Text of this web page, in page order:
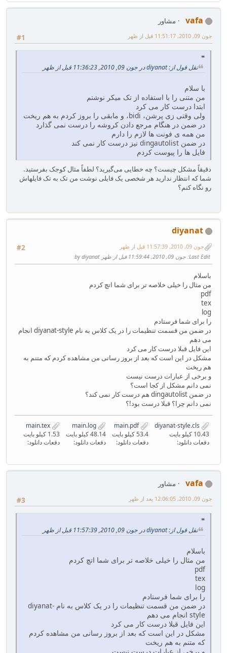
vafa
مشاور
#1
جون 09, 2010, 11:51:17 قبل از ظهر
نقل قول از: diyanat در جون 09, 2010, 11:36:23 قبل از ظهر
با سلام
من متنی را با استفاده از تک میکر نوشتم
ابتدا درست کار می کرد
ولی وقتی زی پرشن، bidi، و مابقی را بروز کردم به هم ریخت
در ضمن در هنگام مرجع دادن کروشه را درست نمی گذارد
من همه ی فونت ها لازم را دارم
در ضمن dingautolist نیز درست کار نمی کند
فایل ها را پیوست کردم
دقیقاً مشکل چیست؟ چه خطایی می‌گیرید؟ لطفاً مثال کوجک بفرستید.
شما که انتظار ندارید هر شخصی یک فایلی نوشت من تک به تک فایلهاش
رو نگاه کنم؟
diyanat
#2
جون 09, 2010, 11:57:39 قبل از ظهر
Last Edit: جون 09, 2010, 11:59:44 قبل از ظهر by diyanat
باسلام
من مثال را خیلی خلاصه تر برای شما اتچ کردم
pdf
tex
log
را برای شما فرستادم
در ضمن من قسمت تنظیمات را در یک کلاس به نام diyanat-style انجام
می دهم
این فایل قبلا درست کار می کرد
مشکل در این است که بعد از بروز رسانی من مشاهده کردم که متنم به
هم ریخت
و برخی از عبارات درست نیست
نمی دانم مشکل از کجا است؟
در ضمن dingautolist هم درست کار نمی کند؟
نمی دانم چرا؟ قبلا درست بود!؟
10.43 کیلو بایت
دفعات دانلود:
main.pdf
53.4 کیلو بایت
دفعات دانلود:
48.14 کیلو بایت
دفعات دانلود:
1.53 کیلو بایت
دفعات دانلود:
vafa
مشاور
#3
جون 09, 2010, 12:06:05 بعد از ظهر
نقل قول از: diyanat در جون 09, 2010, 11:57:39 قبل از ظهر
باسلام
من مثال را خیلی خلاصه تر برای شما اتچ کردم
pdf
tex
log
را برای شما فرستادم
در ضمن من قسمت تنظیمات را در یک کلاس به نام diyanat-
style انجام می دهم
این فایل قبلا درست کار می کرد
مشکل در این است که بعد از بروز رسانی من مشاهده کردم
که متنم به هم ریخت